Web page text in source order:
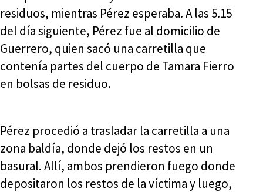
residuos, mientras Pérez esperaba. A las 5.15
del día siguiente, Pérez fue al domicilio de
Guerrero, quien sacó una carretilla que
contenía partes del cuerpo de Tamara Fierro
en bolsas de residuo.
Pérez procedió a trasladar la carretilla a una
zona baldía, donde dejó los restos en un
basural. Allí, ambos prendieron fuego donde
depositaron los restos de la víctima y luego,